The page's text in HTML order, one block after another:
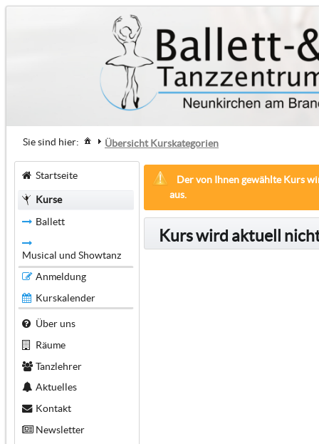
Sie sind hier: Übersicht Kurskategorien
Startseite
Kurse
Ballett
Musical und Showtanz
Anmeldung
Kurskalender
Über uns
Räume
Tanzlehrer
Aktuelles
Kontakt
Newsletter
Der von Ihnen gewählte Kurs
aus.
Kurs wird aktuell